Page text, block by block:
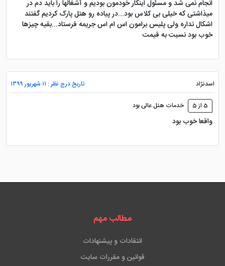
انجام نمی شد و مسئول اینکار خودمون بودیم و آشغالها را باید دم در
میذاشتی که خیلی بی کلاس بود...در پیاده رو هتل پارک کردیم گفتند
اشکال نداره ولی پلیس برامون اس ام اس جریمه فرستاد...بقیه چیزها
خوب بود نسبت به قیمت
اسدنژاد تاریخ درج نظر : ۱۱ شهریور ۱۳۹۹
5 از 5 خدمات هتل عالی بود
واقعا خوب بود
مطالب مهم
انتقادات و پیشنهادات
قوانین و مقررات سایت